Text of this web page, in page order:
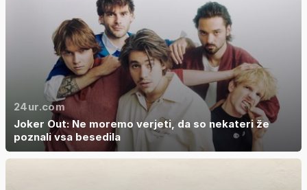
24ur.com
Joker Out: Ne moremo verjeti, da so nekateri že
poznali vsa besedila